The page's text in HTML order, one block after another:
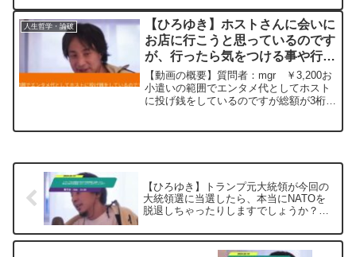
話したらいいのか、どのタイミングで電
話やデートに...
人生哲学・論破
【ひろゆき】ホストさんに会いに
お店に行こうと思っているのです
が、行ったら気をつける事や行か
ない方がいいのかアドバイスお願
いします。ー ひろゆき切り抜
き 20230915
【動画の概要】質問者：mgr ￥3,200お
小遣いの範囲でエンタメ代としてホスト
に投げ銭をしているのですが総額が3桁を
【ひろゆき】トランプ元大統領が今回の
大統領選に当選したら、本当にNATOを
脱退しちゃったりしますでしょうか？